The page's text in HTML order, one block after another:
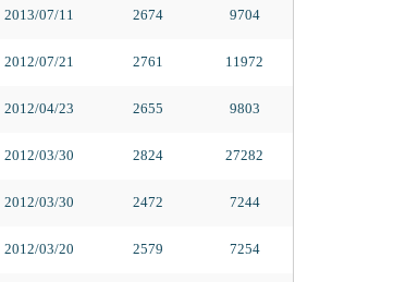
2013/07/11 2674 9704
2012/07/21 2761 11972
2012/04/23 2655 9803
2012/03/30 2824 27282
2012/03/30 2472 7244
2012/03/20 2579 7254